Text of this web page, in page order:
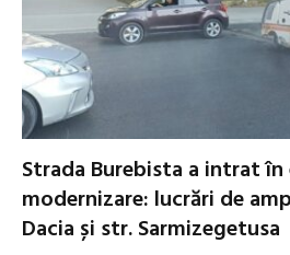
Strada Burebista a intrat
modernizare: lucrări de
Dacia și str. Sarmizegetusa